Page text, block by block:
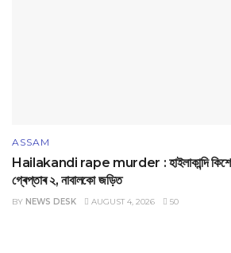
ASSAM
Hailakandi rape murder : হাইলাকান্দি
গ্ৰেপ্তাৰ ২, নাবালকো জড়িত
BY NEWS DESK AUGUST 4, 2026 50